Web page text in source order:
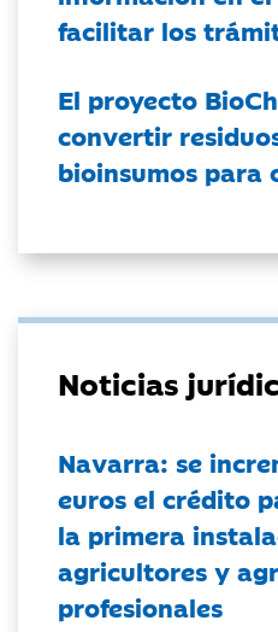
facilitar los
El proyecto
convertir
bioinsumos para
Noticias
Navarra: se
euros el crédito
la primera
agricultores y
profesionales